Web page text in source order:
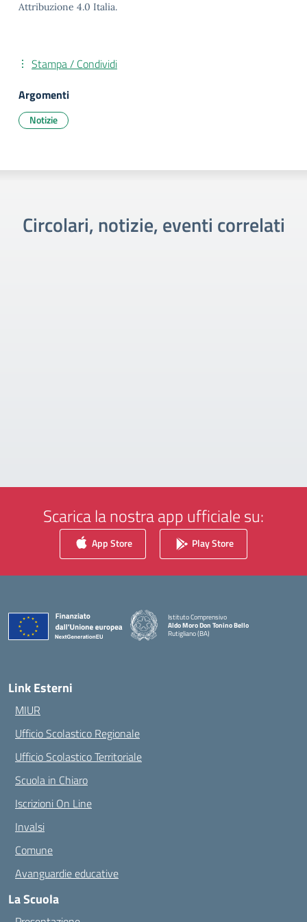
Attribuzione 4.0 Italia.
Stampa / Condividi
Argomenti
Notizie
Circolari, notizie, eventi correlati
Scarica la nostra app ufficiale su:
App Store Play Store
Istituto Comprensivo
Aldo Moro Don Tonino Bello
Rutigliano (BA)
— Visita la pagina iniziale della scuola
Link Esterni
MIUR
Ufficio Scolastico Regionale
Ufficio Scolastico Territoriale
Scuola in Chiaro
Iscrizioni On Line
Invalsi
Comune
Avanguardie educative
La Scuola